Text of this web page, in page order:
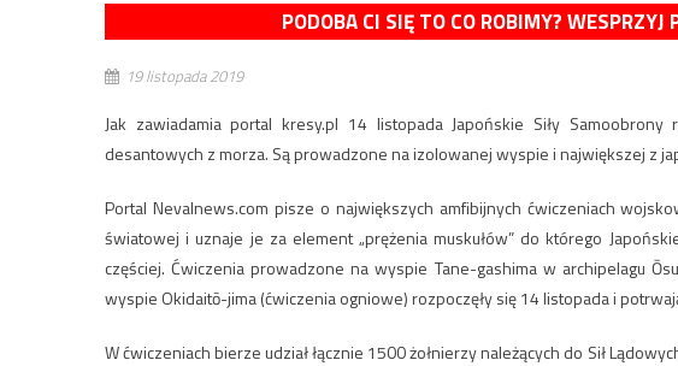
PODOBA CI SIĘ TO CO ROBIMY? WESPRZYJ
19 listopada 2019
Jak zawiadamia portal kresy.pl 14 listopada Japońskie Siły
desantowych z morza. Są prowadzone na izolowanej wyspie i największej z
Portal Nevalnews.com pisze o największych amfibijnych ćwiczeniach
światowej i uznaje je za element „prężenia muskułów” do którego
częściej. Ćwiczenia prowadzone na wyspie Tane-gashima w archipelagu
wyspie Okidaitō-jima (ćwiczenia ogniowe) rozpoczęły się 14 listopada i
W ćwiczeniach bierze udział łącznie 1500 żołnierzy należących do Sił